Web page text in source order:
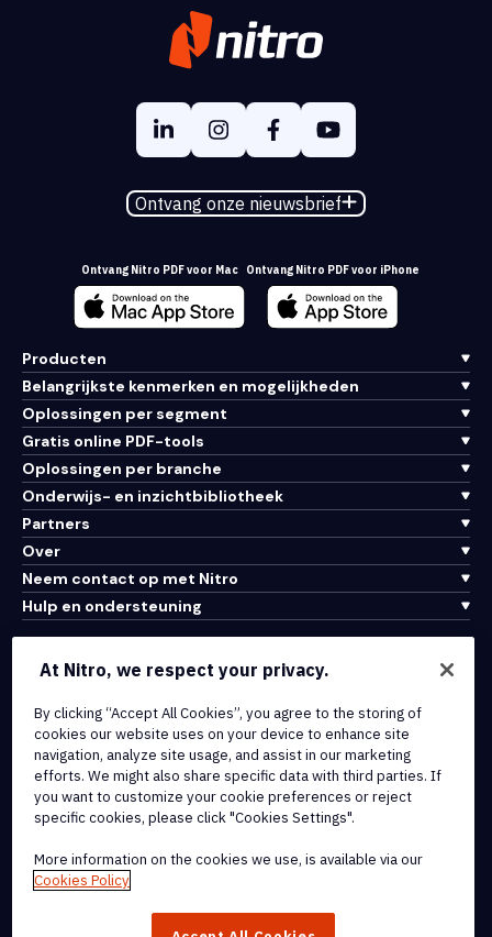
Ontvang onze nieuwsbrief
Ontvang Nitro PDF voor Mac Ontvang Nitro PDF voor iPhone
Producten
Belangrijkste kenmerken en mogelijkheden
Oplossingen per segment
Gratis online PDF-tools
Oplossingen per branche
Onderwijs- en inzichtbibliotheek
Partners
Over
Neem contact op met Nitro
Hulp en ondersteuning
Integraties en API-connectiviteit
Cookiebeleid
Copyrightbeleid
Alle voorwaarden en beleidsmaatregelen
© 2026 Nitro Software, Inc. Inc. Alle rechten voorbehouden.
Nitro, het Nitro-logo, Nitro Productivity Platform, Nitro PDF Pro, Nitro
At Nitro, we respect your privacy.
By clicking “Accept All Cookies”, you agree to the storing of
cookies our website uses on your device to enhance site
navigation, analyze site usage, and assist in our marketing
efforts. We might also share specific data with third parties. If
you want to customize your cookie preferences or reject
specific cookies, please click "Cookies Settings".
More information on the cookies we use, is available via our
Cookies Policy